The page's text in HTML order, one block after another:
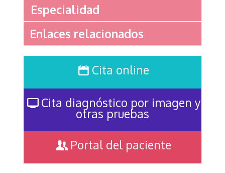
Especialidad
Enlaces relacionados
Cita online
Cita diagnóstico por imagen y
otras pruebas
Portal del paciente